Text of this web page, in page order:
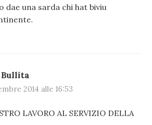
dae una sarda chi hat biviu
Bullita
2014 alle 16:53
LAVORO AL SERVIZIO DELLA